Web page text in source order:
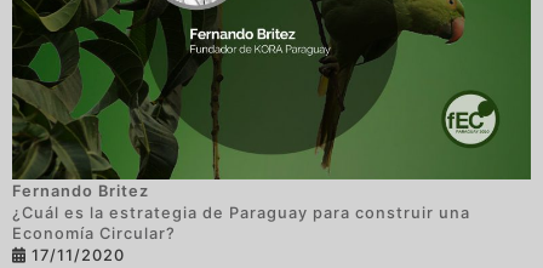
Fernando Britez
¿Cuál es la estrategia de Paraguay para construir una
Economía Circular?
17/11/2020